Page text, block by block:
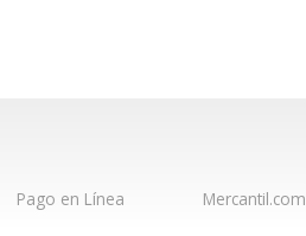
Pago en Línea Mercantil.com